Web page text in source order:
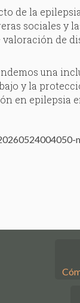
de la
sociales y
valoración de
una
y la
en epilepsia